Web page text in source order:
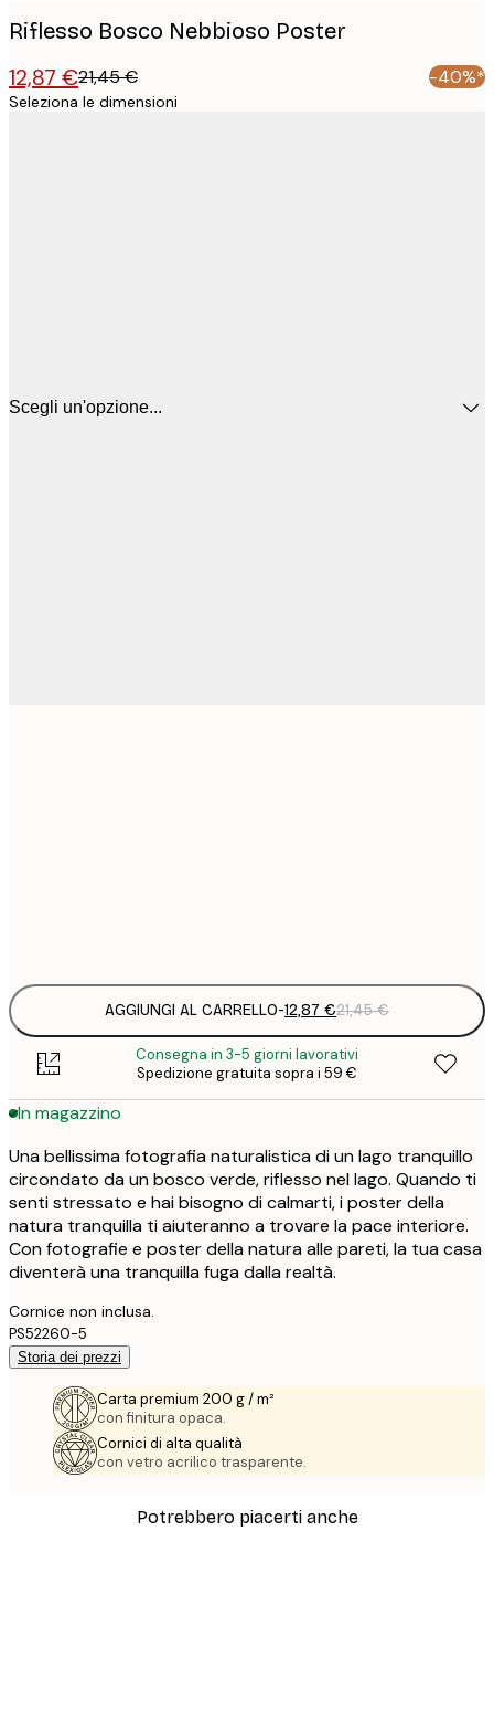
Riflesso Bosco Nebbioso Poster
12,87 €21,45 € -40%*
Seleziona le dimensioni
Scegli un'opzione...
AGGIUNGI AL CARRELLO-12,87 €21,45 €
Consegna in 3-5 giorni lavorativi
Spedizione gratuita sopra i 59 €
In magazzino
Una bellissima fotografia naturalistica di un lago tranquillo
circondato da un bosco verde, riflesso nel lago. Quando ti
senti stressato e hai bisogno di calmarti, i poster della
natura tranquilla ti aiuteranno a trovare la pace interiore.
Con fotografie e poster della natura alle pareti, la tua casa
diventerà una tranquilla fuga dalla realtà.
Cornice non inclusa.
PS52260-5
Storia dei prezzi
Carta premium 200 g / m²
con finitura opaca.
Cornici di alta qualità
con vetro acrilico trasparente.
Potrebbero piacerti anche